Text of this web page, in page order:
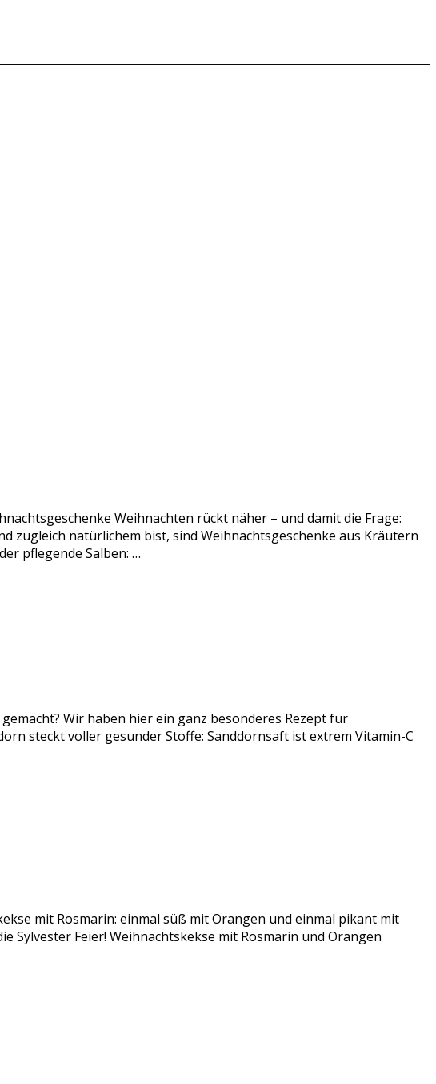
Weihnachten rückt näher – und damit die Frage:
zugleich natürlichem bist, sind Weihnachtsgeschenke aus Kräutern
pflegende Salben: …
Wir haben hier ein ganz besonderes Rezept für
steckt voller gesunder Stoffe: Sanddornsaft ist extrem Vitamin-C
mit Rosmarin: einmal süß mit Orangen und einmal pikant mit
Sylvester Feier! Weihnachtskekse mit Rosmarin und Orangen